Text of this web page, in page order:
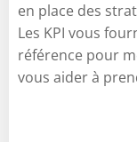
en place des
Les KPI vous
référence pour
vous aider à